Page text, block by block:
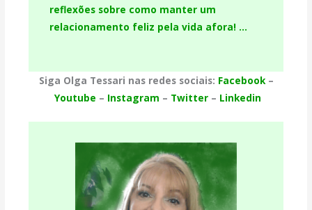
reflexões sobre como manter um
relacionamento feliz pela vida afora! …
Siga Olga Tessari nas redes sociais: Facebook–
Youtube – Instagram – Twitter– Linkedin